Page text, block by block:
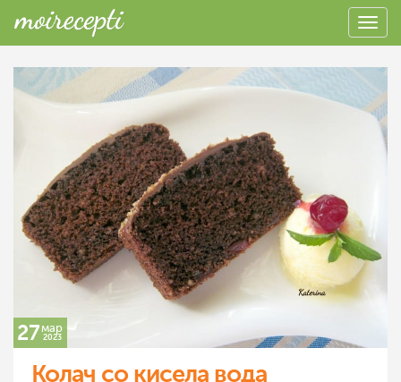
27мар
2023
Колач со кисела вода